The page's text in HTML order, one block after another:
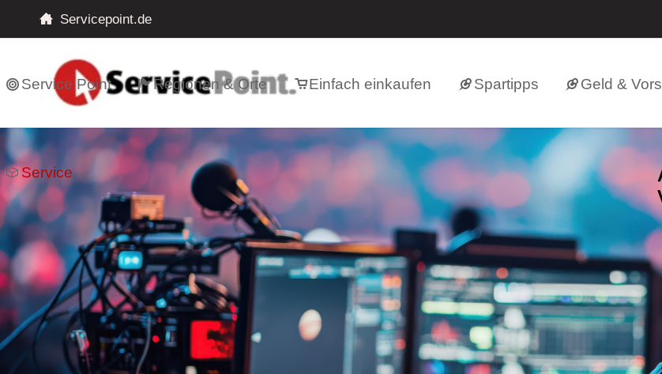
Servicepoint.de
Service Point Regionen & Orte Einfach einkaufen Spartipps Geld &
Service